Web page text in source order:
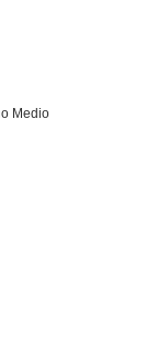
Medio